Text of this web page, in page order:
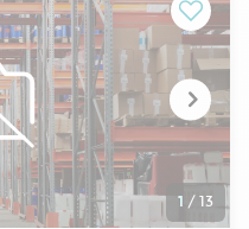
/ Froid négatif –
/ Emballages cartons > 66
1 / 13